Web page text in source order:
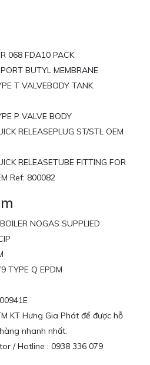
068 FDA10 PACK
BUTYL MEMBRANE
T VALVEBODY TANK
P VALVE BODY
RELEASEPLUG ST/STL OEM
RELEASETUBE FITTING FOR
Ref: 800082
NOGAS SUPPLIED
TYPE Q EPDM
KT Hưng Gia Phát để được hỗ
nhanh nhất.
/ Hotline : 0938 336 079